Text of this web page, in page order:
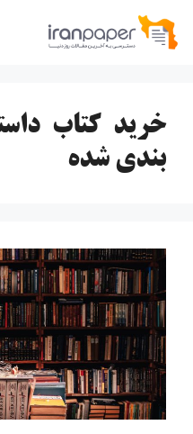
پرش
خرید کتاب
بندی شده